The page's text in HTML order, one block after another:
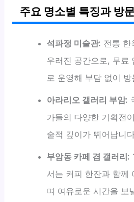
주요 명소별 특징과 방
석파정 미술관: 전통 한
우러진 공간으로, 무료
로 운영해 부담 없이
아라리오 갤러리 부암:
가들의 다양한 기획전
술적 깊이가 뛰어납니
부암동 카페 겸 갤러리:
서는 커피 한잔과 함께
며 여유로운 시간을 보